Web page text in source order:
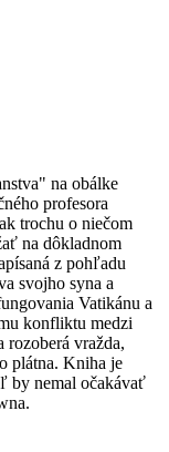
na obálke
profesora
trochu o niečom
na dôkladnom
z pohľadu
svojho syna a
Vatikánu a
konfliktu medzi
vražda,
plátna. Kniha je
by nemal očakávať